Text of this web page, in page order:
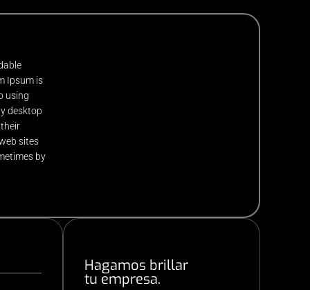
Ipsum is
using
desktop
sites
by
Hagamos brillar
tu empresa.